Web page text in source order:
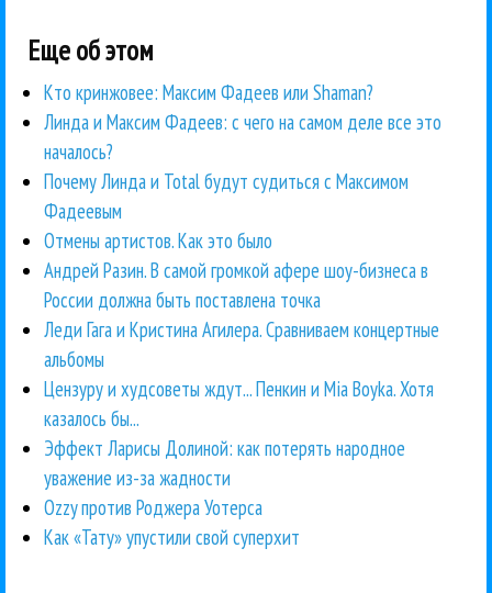
Еще об этом
Кто кринжовее: Максим Фадеев или Shaman?
Линда и Максим Фадеев: с чего на самом деле все это
началось?
Почему Линда и Total будут судиться с Максимом
Фадеевым
Отмены артистов. Как это было
Андрей Разин. В самой громкой афере шоу-бизнеса в
России должна быть поставлена точка
Леди Гага и Кристина Агилера. Сравниваем концертные
альбомы
Цензуру и худсоветы ждут... Пенкин и Mia Boyka. Хотя
казалось бы...
Эффект Ларисы Долиной: как потерять народное
уважение из-за жадности
Ozzy против Роджера Уотерса
Как «Тату» упустили свой суперхит